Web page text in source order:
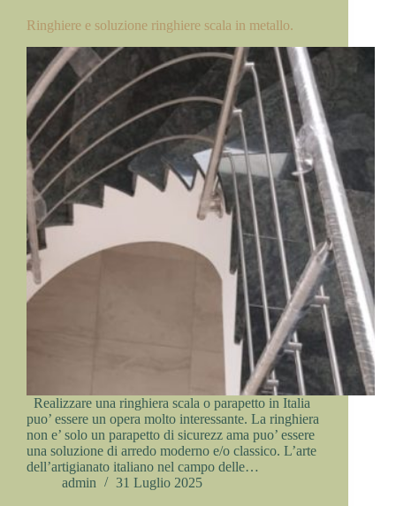
Ringhiere e soluzione ringhiere scala in metallo.
Realizzare una ringhiera scala o parapetto in Italia
puo’ essere un opera molto interessante. La ringhiera
non e’ solo un parapetto di sicurezz ama puo’ essere
una soluzione di arredo moderno e/o classico. L’arte
dell’artigianato italiano nel campo delle…
admin
31 Luglio 2025